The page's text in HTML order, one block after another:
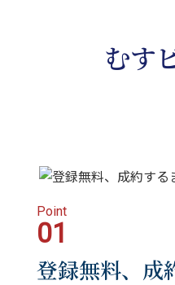
むす
Point
01
登録無料、成